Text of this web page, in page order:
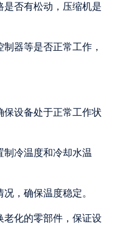
是否有松动，压缩机是
器等是否正常工作，
保设备处于正常工作状
制冷温度和冷却水温
，确保温度稳定。
老化的零部件，保证设